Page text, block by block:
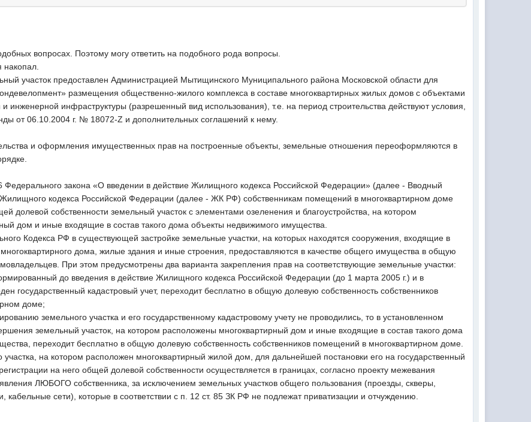
вопросах. Поэтому могу ответить на подобного рода вопросы.
накопал.
участок предоставлен Администрацией Мытищинского Муниципального района Московской области для
размещения общественно-жилого комплекса в составе многоквартирных жилых домов с объектами
инженерной инфраструктуры (разрешенный вид использования), т.е. на период строительства действуют условия,
от 06.10.2004 г. № 18072-Z и дополнительных соглашений к нему.
и оформления имущественных прав на построенные объекты, земельные отношения переоформляются в
Федерального закона «О введении в действие Жилищного кодекса Российской Федерации» (далее - Вводный
Жилищного кодекса Российской Федерации (далее - ЖК РФ) собственникам помещений в многоквартирном доме
долевой собственности земельный участок с элементами озеленения и благоустройства, на котором
дом и иные входящие в состав такого дома объекты недвижимого имущества.
Кодекса РФ в существующей застройке земельные участки, на которых находятся сооружения, входящие в
дома, жилые здания и иные строения, предоставляются в качестве общего имущества в общую
При этом предусмотрены два варианта закрепления прав на соответствующие земельные участки:
до введения в действие Жилищного кодекса Российской Федерации (до 1 марта 2005 г.) и в
государственный кадастровый учет, переходит бесплатно в общую долевую собственность собственников
доме;
земельного участка и его государственному кадастровому учету не проводились, то в установленном
земельный участок, на котором расположены многоквартирный дом и иные входящие в состав такого дома
переходит бесплатно в общую долевую собственность собственников помещений в многоквартирном доме.
на котором расположен многоквартирный жилой дом, для дальнейшей постановки его на государственный
на него общей долевой собственности осуществляется в границах, согласно проекту межевания
ЛЮБОГО собственника, за исключением земельных участков общего пользования (проезды, скверы,
кабельные сети), которые в соответствии с п. 12 ст. 85 ЗК РФ не подлежат приватизации и отчуждению.